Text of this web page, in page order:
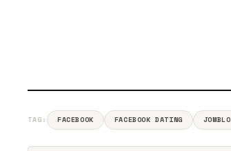
TAG: FACEBOOK FACEBOOK DATING JOMBLO